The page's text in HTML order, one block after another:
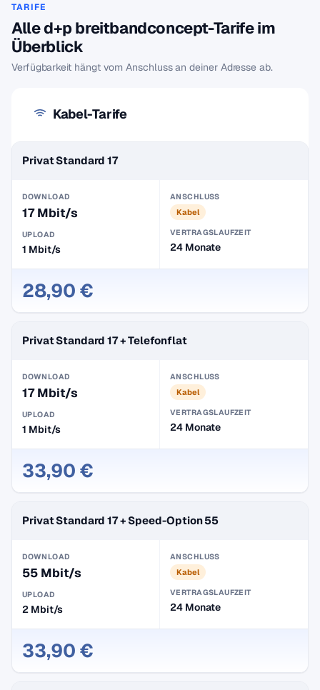
TARIFE
Alle d+p breitbandconcept-Tarife im
Überblick
Verfügbarkeit hängt vom Anschluss an deiner Adresse ab.
Kabel-Tarife
Privat Standard 17
DOWNLOAD
17 Mbit/s
UPLOAD
1 Mbit/s
ANSCHLUSS
Kabel
VERTRAGSLAUFZEIT
24 Monate
28,90 €
Privat Standard 17 + Telefonflat
DOWNLOAD
17 Mbit/s
UPLOAD
1 Mbit/s
ANSCHLUSS
Kabel
VERTRAGSLAUFZEIT
24 Monate
33,90 €
Privat Standard 17 + Speed-Option 55
DOWNLOAD
55 Mbit/s
UPLOAD
2 Mbit/s
ANSCHLUSS
Kabel
VERTRAGSLAUFZEIT
24 Monate
33,90 €